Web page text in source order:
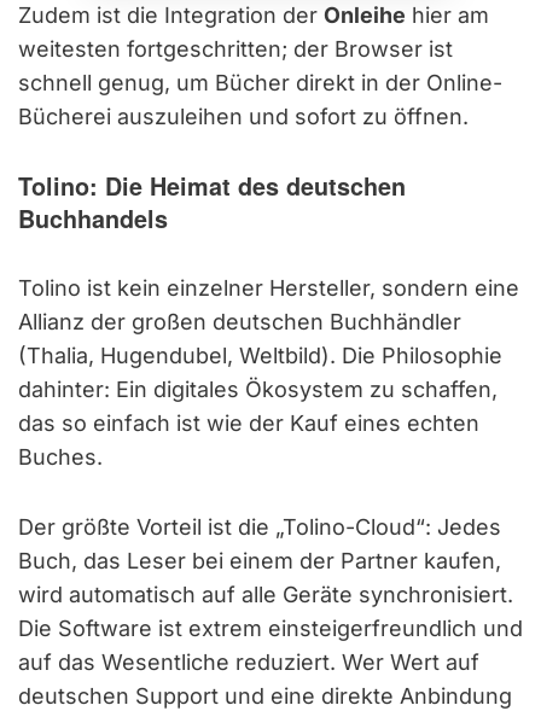
Zudem ist die Integration der Onleihe hier am
weitesten fortgeschritten; der Browser ist
schnell genug, um Bücher direkt in der Online-
Bücherei auszuleihen und sofort zu öffnen.
Tolino: Die Heimat des deutschen
Buchhandels
Tolino ist kein einzelner Hersteller, sondern eine
Allianz der großen deutschen Buchhändler
(Thalia, Hugendubel, Weltbild). Die Philosophie
dahinter: Ein digitales Ökosystem zu schaffen,
das so einfach ist wie der Kauf eines echten
Buches.
Der größte Vorteil ist die „Tolino-Cloud“: Jedes
Buch, das Leser bei einem der Partner kaufen,
wird automatisch auf alle Geräte synchronisiert.
Die Software ist extrem einsteigerfreundlich und
auf das Wesentliche reduziert. Wer Wert auf
deutschen Support und eine direkte Anbindung